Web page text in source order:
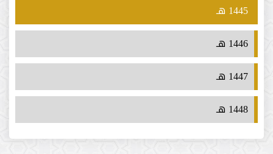
1445 هـ
1446 هـ
1447 هـ
1448 هـ